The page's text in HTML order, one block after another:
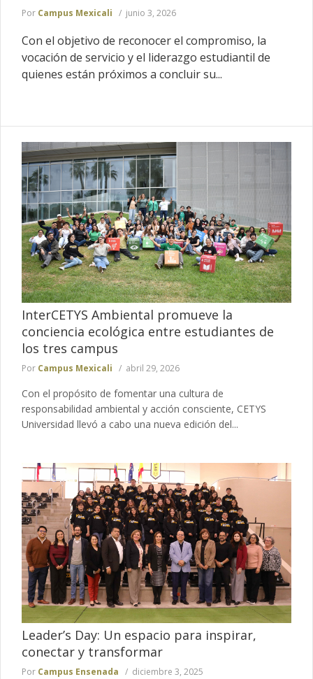
Por Campus Mexicali junio 3, 2026
Con el objetivo de reconocer el compromiso, la
vocación de servicio y el liderazgo estudiantil de
quienes están próximos a concluir su...
InterCETYS Ambiental promueve la
conciencia ecológica entre estudiantes de
los tres campus
Por Campus Mexicali abril 29, 2026
Con el propósito de fomentar una cultura de
responsabilidad ambiental y acción consciente, CETYS
Universidad llevó a cabo una nueva edición del...
Leader’s Day: Un espacio para inspirar,
conectar y transformar
Por Campus Ensenada diciembre 3, 2025